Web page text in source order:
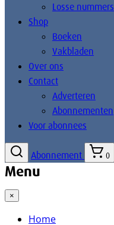
Losse nummers
Shop
Boeken
Vakbladen
Over ons
Contact
Adverteren
Abonnementen
Voor abonnees
Abonnement 0
Menu
×
Home